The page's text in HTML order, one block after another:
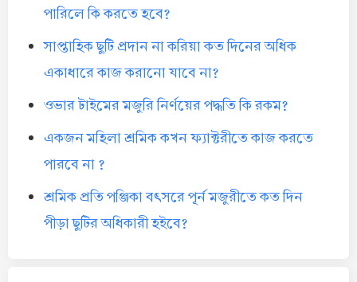
পারিলে কি করতে হবে?
সাপ্তাহিক ছুটি প্রদান না করিয়া কত দিনের অধিক
একাধারে কাজ করানো যাবে না?
ওভার টাইমের মজুরি নির্ণয়ের পদ্ধতি কি রকম?
একজন মহিলা শ্রমিক কখন ফ্যাক্টরীতে কাজ করতে
পারবে না ?
শ্রমিক প্রতি পঞ্জিকা বৎসরে পূর্ন মজুরীতে কত দিন
পীড়া ছুটির অধিকারী হইবে?